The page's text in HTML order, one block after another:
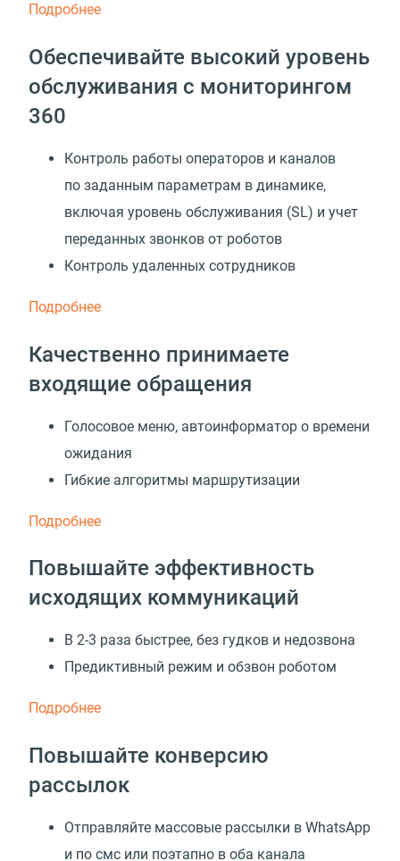
Подробнее
Обеспечивайте высокий уровень
обслуживания с мониторингом
360
Контроль работы операторов и каналов
по заданным параметрам в динамике,
включая уровень обслуживания (SL) и учет
переданных звонков от роботов
Контроль удаленных сотрудников
Подробнее
Качественно принимаете
входящие обращения
Голосовое меню, автоинформатор о времени
ожидания
Гибкие алгоритмы маршрутизации
Подробнее
Повышайте эффективность
исходящих коммуникаций
В 2-3 раза быстрее, без гудков и недозвона
Предиктивный режим и обзвон роботом
Подробнее
Повышайте конверсию
рассылок
Отправляйте массовые рассылки в WhatsApp
и по смс или поэтапно в оба канала